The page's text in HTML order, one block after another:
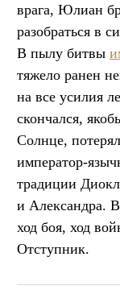
врага, Юлиан
разобраться в
В пылу битвы
тяжело ранен
на все усилия
скончался,
Солнце,
император-
традиции
и Александра.
ход боя, ход
Отступник.